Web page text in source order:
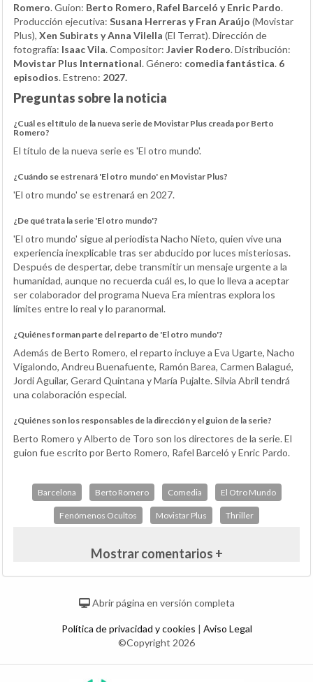
Romero. Guion: Berto Romero, Rafel Barceló y Enric Pardo.
Producción ejecutiva: Susana Herreras y Fran Araújo (Movistar
Plus), Xen Subirats y Anna Vilella (El Terrat). Dirección de
fotografía: Isaac Vila. Compositor: Javier Rodero. Distribución:
Movistar Plus International. Género: comedia fantástica. 6
episodios. Estreno: 2027.
Preguntas sobre la noticia
¿Cuál es el título de la nueva serie de Movistar Plus creada por Berto
Romero?
El título de la nueva serie es 'El otro mundo'.
¿Cuándo se estrenará 'El otro mundo' en Movistar Plus?
'El otro mundo' se estrenará en 2027.
¿De qué trata la serie 'El otro mundo'?
'El otro mundo' sigue al periodista Nacho Nieto, quien vive una
experiencia inexplicable tras ser abducido por luces misteriosas.
Después de despertar, debe transmitir un mensaje urgente a la
humanidad, aunque no recuerda cuál es, lo que lo lleva a aceptar
ser colaborador del programa Nueva Era mientras explora los
límites entre lo real y lo paranormal.
¿Quiénes forman parte del reparto de 'El otro mundo'?
Además de Berto Romero, el reparto incluye a Eva Ugarte, Nacho
Vigalondo, Andreu Buenafuente, Ramón Barea, Carmen Balagué,
Jordi Aguilar, Gerard Quintana y María Pujalte. Silvia Abril tendrá
una colaboración especial.
¿Quiénes son los responsables de la dirección y el guion de la serie?
Berto Romero y Alberto de Toro son los directores de la serie. El
guion fue escrito por Berto Romero, Rafel Barceló y Enric Pardo.
Barcelona Berto Romero Comedia El Otro Mundo
Fenómenos Ocultos Movistar Plus Thriller
Mostrar comentarios +
Abrir página en versión completa
Política de privacidad y cookies | Aviso Legal
©Copyright 2026